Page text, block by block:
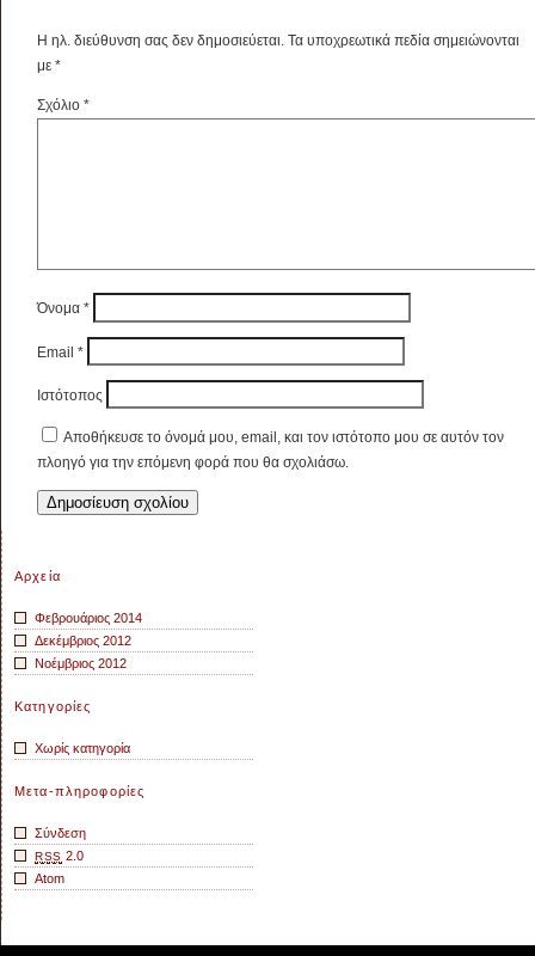
Η ηλ. διεύθυνση σας δεν δημοσιεύεται. Τα υποχρεωτικά πεδία σημειώνονται
με *
Σχόλιο *
Όνομα *
Email *
Ιστότοπος
Αποθήκευσε το όνομά μου, email, και τον ιστότοπο μου σε αυτόν τον
πλοηγό για την επόμενη φορά που θα σχολιάσω.
Αρχεία
Φεβρουάριος 2014
Δεκέμβριος 2012
Νοέμβριος 2012
Κατηγορίες
Χωρίς κατηγορία
Μετα-πληροφορίες
Σύνδεση
RSS 2.0
Atom